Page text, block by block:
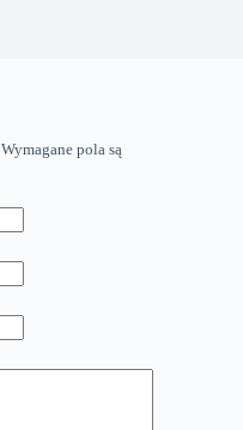
Wymagane pola są